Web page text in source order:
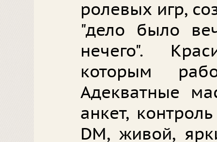
ролевых игр,
"дело было
нечего".
которым
Адекватные
анкет,
DM, живой,